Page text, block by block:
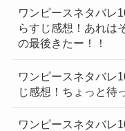
ワンピースネタバレ
らすじ感想！あれ
の最後きたー！！
ワンピースネタバレ
じ感想！ちょっと
ワンピースネタバレ